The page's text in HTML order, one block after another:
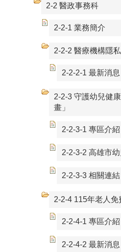
2-2 醫政事務科
2-2-1 業務簡介
2-2-2 醫療機構隱
2-2-2-1 最新消息
2-2-3 守護幼兒健
畫」
2-2-3-1 專區介紹
2-2-3-2 高雄市
2-2-3-3 相關連結
2-2-4 115年老人免
2-2-4-1 專區介紹
2-2-4-2 最新消息